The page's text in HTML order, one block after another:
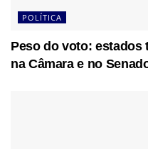
POLÍTICA
Peso do voto: estados
na Câmara e no